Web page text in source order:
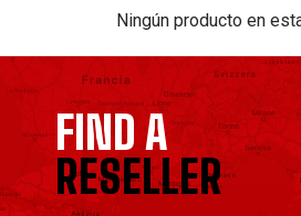
Ningún producto en
FIND A
RESELLER